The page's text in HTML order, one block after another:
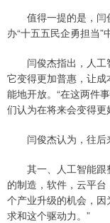
值得一提的是，闫
办“十五五民企勇担当”
闫俊杰指出，人工
它变得更加普惠，让
能地开放。“在这两件
们认为在将来会变得更
闫俊杰认为，往后
其一、人工智能跟
的制造，软件，云平
个产业升级的机会，
求和这个驱动力。”